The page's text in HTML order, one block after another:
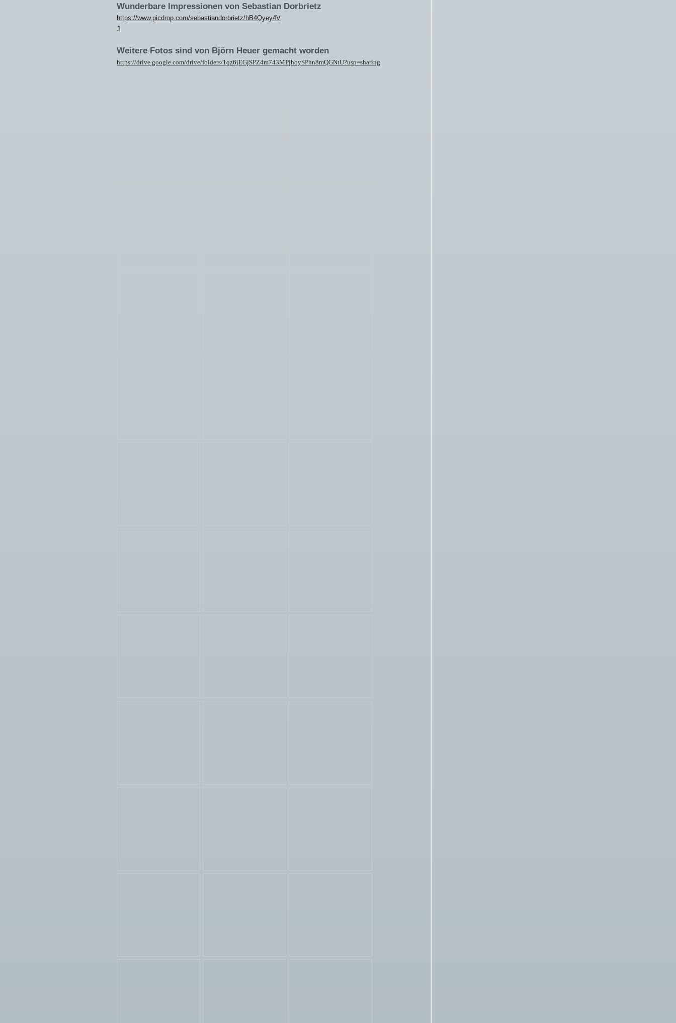
Wunderbare Impressionen von Sebastian Dorbrietz
https://www.picdrop.com/sebastiandorbrietz/hB4Qyey4V
J
Weitere Fotos sind von Björn Heuer gemacht worden
https://drive.google.com/drive/folders/1qz6jEGjSPZ4m743MPjhoySPhn8mQGNtU?usp=sharing